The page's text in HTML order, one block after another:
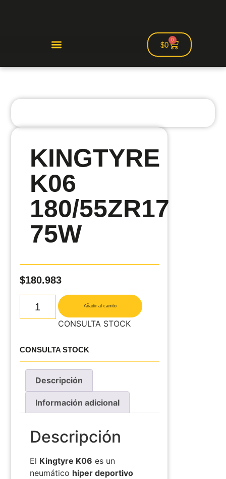
$0
0
KINGTYRE
K06
180/55ZR17
75W
$180.983
Añadir al carrito
CONSULTA STOCK
CONSULTA STOCK
Descripción
Información adicional
Descripción
El Kingtyre K06 es un
neumático hiper deportivo